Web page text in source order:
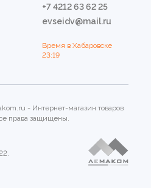
+7 4212 63 62 25
evseidv@mail.ru
Время в Хабаровске
23:19
- Интернет-магазин товаров
права защищены.